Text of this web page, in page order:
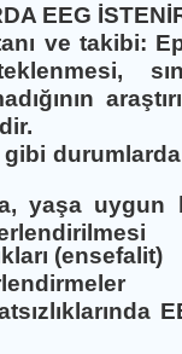
EEG
ve takibi:
durumlarda
yaşa uygun
(ensefalit)